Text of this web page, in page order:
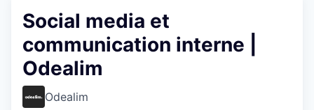
Social media et
communication interne |
Odealim
Odealim